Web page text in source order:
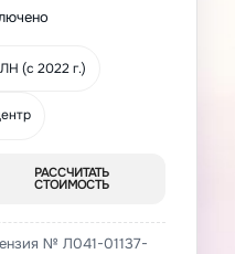
(с 2022 г.)
РАССЧИТАТЬ
СТОИМОСТЬ
№ Л041-01137-